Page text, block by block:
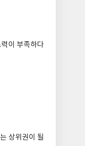
이 부족하다
상위권이 될